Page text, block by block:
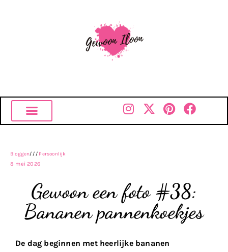
Bloggen/// Persoonlijk
8 mei 2026
Gewoon een foto #38:
Bananen pannenkoekjes
De dag beginnen met heerlijke bananen